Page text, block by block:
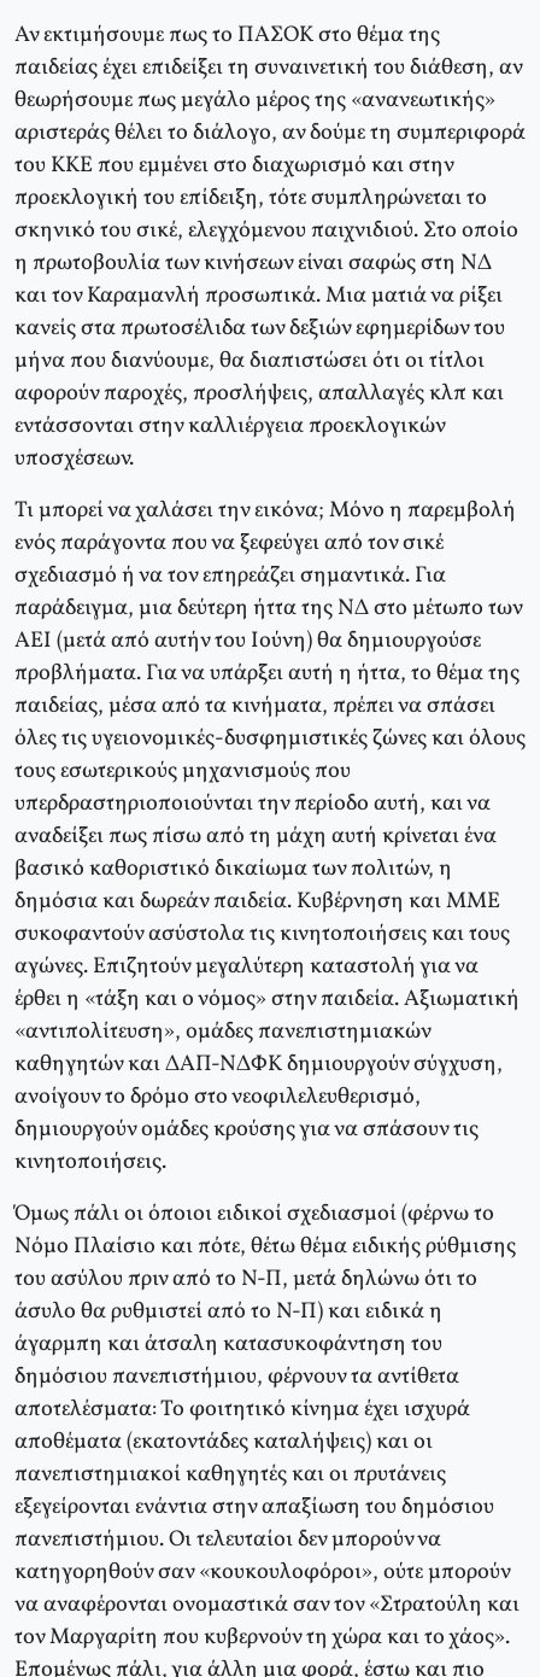
Αν εκτιμήσουμε πως το ΠΑΣΟΚ στο θέμα της
παιδείας έχει επιδείξει τη συναινετική του διάθεση, αν
θεωρήσουμε πως μεγάλο μέρος της «ανανεωτικής»
αριστεράς θέλει το διάλογο, αν δούμε τη συμπεριφορά
του ΚΚΕ που εμμένει στο διαχωρισμό και στην
προεκλογική του επίδειξη, τότε συμπληρώνεται το
σκηνικό του σικέ, ελεγχόμενου παιχνιδιού. Στο οποίο
η πρωτοβουλία των κινήσεων είναι σαφώς στη ΝΔ
και τον Καραμανλή προσωπικά. Μια ματιά να ρίξει
κανείς στα πρωτοσέλιδα των δεξιών εφημερίδων του
μήνα που διανύουμε, θα διαπιστώσει ότι οι τίτλοι
αφορούν παροχές, προσλήψεις, απαλλαγές κλπ και
εντάσσονται στην καλλιέργεια προεκλογικών
υποσχέσεων.
Τι μπορεί να χαλάσει την εικόνα; Μόνο η παρεμβολή
ενός παράγοντα που να ξεφεύγει από τον σικέ
σχεδιασμό ή να τον επηρεάζει σημαντικά. Για
παράδειγμα, μια δεύτερη ήττα της ΝΔ στο μέτωπο των
ΑΕΙ (μετά από αυτήν του Ιούνη) θα δημιουργούσε
προβλήματα. Για να υπάρξει αυτή η ήττα, το θέμα της
παιδείας, μέσα από τα κινήματα, πρέπει να σπάσει
όλες τις υγειονομικές-δυσφημιστικές ζώνες και όλους
τους εσωτερικούς μηχανισμούς που
υπερδραστηριοποιούνται την περίοδο αυτή, και να
αναδείξει πως πίσω από τη μάχη αυτή κρίνεται ένα
βασικό καθοριστικό δικαίωμα των πολιτών, η
δημόσια και δωρεάν παιδεία. Κυβέρνηση και ΜΜΕ
συκοφαντούν ασύστολα τις κινητοποιήσεις και τους
αγώνες. Επιζητούν μεγαλύτερη καταστολή για να
έρθει η «τάξη και ο νόμος» στην παιδεία. Αξιωματική
«αντιπολίτευση», ομάδες πανεπιστημιακών
καθηγητών και ΔΑΠ-ΝΔΦΚ δημιουργούν σύγχυση,
ανοίγουν το δρόμο στο νεοφιλελευθερισμό,
δημιουργούν ομάδες κρούσης για να σπάσουν τις
κινητοποιήσεις.
Όμως πάλι οι όποιοι ειδικοί σχεδιασμοί (φέρνω το
Νόμο Πλαίσιο και πότε, θέτω θέμα ειδικής ρύθμισης
του ασύλου πριν από το Ν-Π, μετά δηλώνω ότι το
άσυλο θα ρυθμιστεί από το Ν-Π) και ειδικά η
άγαρμπη και άτσαλη κατασυκοφάντηση του
δημόσιου πανεπιστήμιου, φέρνουν τα αντίθετα
αποτελέσματα: Το φοιτητικό κίνημα έχει ισχυρά
αποθέματα (εκατοντάδες καταλήψεις) και οι
πανεπιστημιακοί καθηγητές και οι πρυτάνεις
εξεγείρονται ενάντια στην απαξίωση του δημόσιου
πανεπιστήμιου. Οι τελευταίοι δεν μπορούν να
κατηγορηθούν σαν «κουκουλοφόροι», ούτε μπορούν
να αναφέρονται ονομαστικά σαν τον «Στρατούλη και
τον Μαργαρίτη που κυβερνούν τη χώρα και το χάος».
Επομένως πάλι, για άλλη μια φορά, έστω και πιο